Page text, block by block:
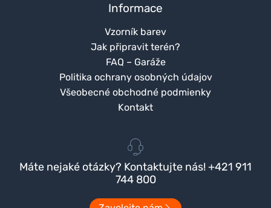
Informace
Vzorník barev
Jak připravit terén?
FAQ – Garáže
Politika ochrany osobných údajov
Všeobecné obchodné podmienky
Kontakt
Máte nejaké otázky? Kontaktujte nás! +421 911
744 800